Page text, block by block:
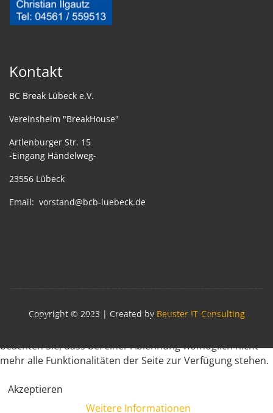
Kontakt
BC Break Lübeck e.V.
Vereinsheim "BreakHouse"
Artlenburger Str. 15
-Eingang Händelweg-
23556 Lübeck
Email: vorstand@bcb-luebeck.de
Copyright © 2023 | Created by Beuster IT-Consulting
verbessern (Tracking Cookies). Sie können selbst
beachten Sie, dass bei einer Ablehnung womöglich nicht
mehr alle Funktionalitäten der Seite zur Verfügung stehen.
Akzeptieren
Weitere Informationen